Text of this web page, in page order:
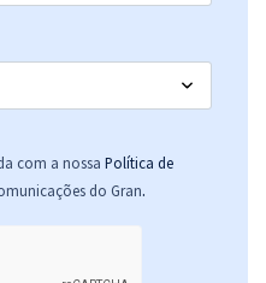
com a nossa Política de
do Gran.